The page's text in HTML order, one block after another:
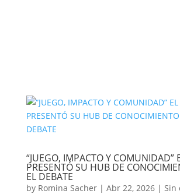
“JUEGO, IMPACTO Y COMUNIDAD”
PRESENTÓ SU HUB DE
EL DEBATE
by Romina Sacher| Abr 22, 2026| Sin